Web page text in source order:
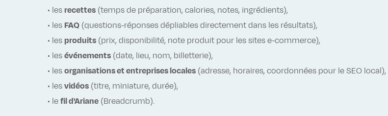
• les recettes(temps de préparation, calories, notes, ingrédients),
• les FAQ(questions-réponses dépliables directement dans les résultats),
• les produits(prix, disponibilité, note produit pour les sites e-commerce),
• les événements(date, lieu, nom, billetterie),
• les organisations et entreprises locales(adresse, horaires, coordonnées pour le SEO local),
• les vidéos(titre, miniature, durée),
• le fil d'Ariane(Breadcrumb).